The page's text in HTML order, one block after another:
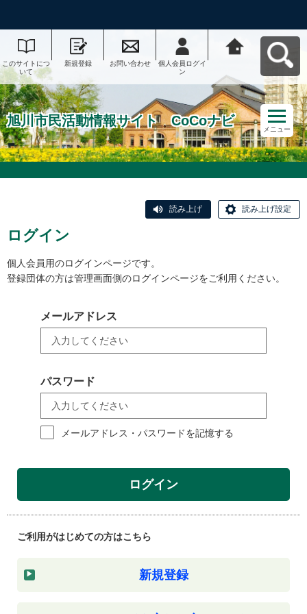
このサイトにつ
いて
新規登録 お問い合わせ
個人会員ログイ
ン
ナビへ戻る
旭川市民活動情報サイト CoCoナビ
メニュー
読み上げ 読み上げ設定
ログイン
個人会員用のログインページです。
登録団体の方は管理画面側のログインページをご利用ください。
メールアドレス
パスワード
メールアドレス・パスワードを記憶する
ログイン
ご利用がはじめての方はこちら
新規登録